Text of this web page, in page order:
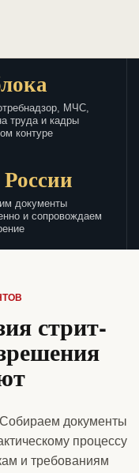
МЧС,
труда и кадры
контуре
документы
и сопровождаем
стрит-
документы
процессу
и требованиям